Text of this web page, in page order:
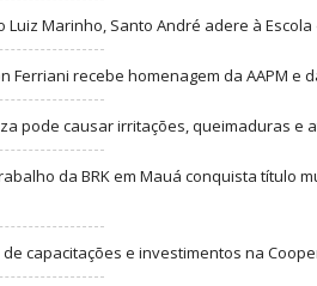
Luiz Marinho, Santo André adere à
Ferriani recebe homenagem da AAPM e
pode causar irritações, queimaduras e
da BRK em Mauá conquista título
de capacitações e investimentos na